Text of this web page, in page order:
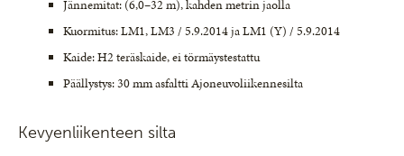
Jännemitat: (6,0–32 m), kahden metrin jaolla
Kuormitus: LM1, LM3 / 5.9.2014 ja LM1 (Y) / 5.9.2014
Kaide: H2 teräskaide, ei törmäystestattu
Päällystys: 30 mm asfaltti Ajoneuvoliikennesilta
Kevyenliikenteen silta